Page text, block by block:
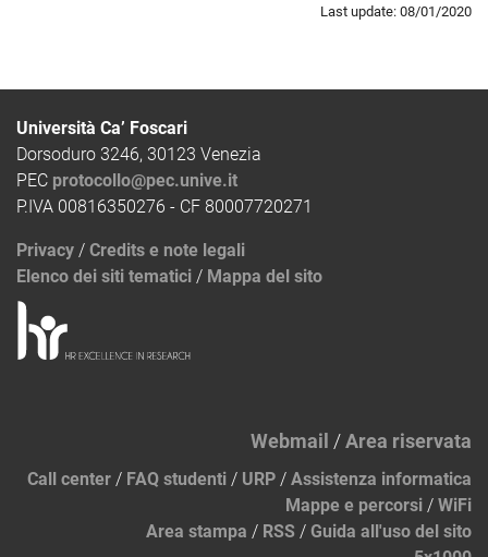
Last update: 08/01/2020
Università Ca’ Foscari
Dorsoduro 3246, 30123 Venezia
PEC protocollo@pec.unive.it
P.IVA 00816350276 - CF 80007720271
Privacy / Credits e note legali
Elenco dei siti tematici / Mappa del sito
Webmail /Area riservata
Call center / FAQ studenti / URP / Assistenza informatica
Mappe e percorsi / WiFi
Area stampa / RSS / Guida all'uso del sito